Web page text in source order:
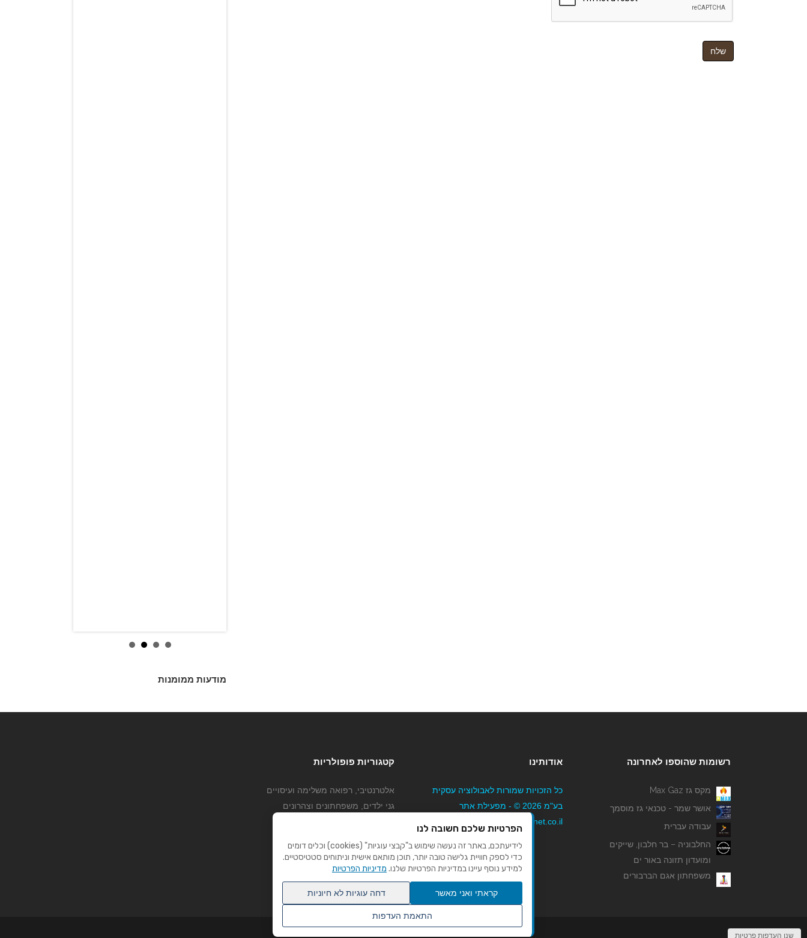
מודעות ממומנות
רשומות שהוספו לאחרונה
מקס גז Max Gaz
אושר שמר - טכנאי גז מוסמך
עבודה עברית
החלבוניה – בר חלבון, שייקים
ומועדון תזונה באור ים
משפחתון אגם הברבורים
אודותינו
כל הזכויות שמורות לאבולוציה עסקית
בע"מ 2026 © - מפעילת אתר
Mybiznet.co.il
קטגוריות פופולריות
אלטרנטיבי, רפואה משלימה ועיסויים
גני ילדים, משפחתונים וצהרונים
הפרטיות שלכם חשובה לנו
לידיעתכם, באתר זה נעשה שימוש ב"קבצי עוגיות" (cookies) וכלים דומים
כדי לספק חוויית גלישה טובה יותר, תוכן מותאם אישית וניתוחים סטטיסטיים.
למידע נוסף עיינו במדיניות הפרטיות שלנו. מדיניות הפרטיות
קראתי ואני מאשר דחה עוגיות לא חיוניות
התאמת העדפות
שנו העדפות פרטיות